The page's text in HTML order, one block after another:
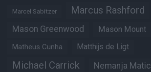
Marcel Sabitzer Marcus Rashford
Mason Greenwood Mason Mount
Matheus Cunha Matthijs de Ligt
Michael Carrick Nemanja Matic